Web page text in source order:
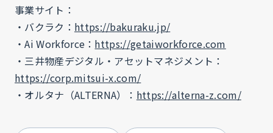
事業サイト：
・バクラク： https://bakuraku.jp/
・Ai Workforce： https://getaiworkforce.com
・三井物産デジタル・アセットマネジメント：
https://corp.mitsui-x.com/
・オルタナ（ALTERNA）： https://alterna-z.com/